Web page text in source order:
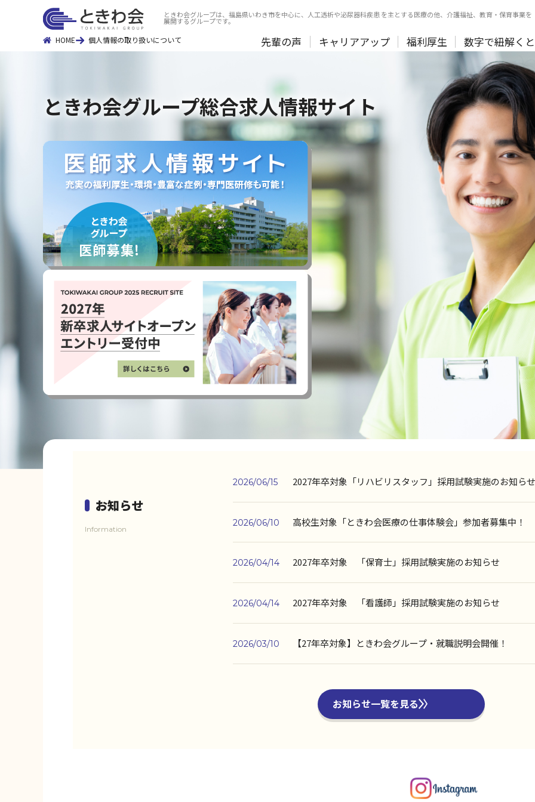
ときわ会グループは、福島県いわき市を中心に、人工透析や泌尿器科疾患 を主とする医療の他、介護福祉、教育・保育事業を
展開するグループです。
HOME 個人情報の取り扱いについて 先輩の声 キャリアアップ 福利厚生 数字で紐解く
ときわ会グループ総合求人情報サイト
お知らせ
Information
2026/06/15 2027年卒対象「リハビリスタッフ」採用試験実施のお知らせ
2026/06/10 高校生対象「ときわ会医療の仕事体験会」参加者募集中！
2026/04/14 2027年卒対象 「保育士」採用試験実施のお知らせ
2026/04/14 2027年卒対象 「看護師」採用試験実施のお知らせ
2026/03/10 【27年卒対象】ときわ会グループ・就職説明会開催！
お知らせ一覧を見る